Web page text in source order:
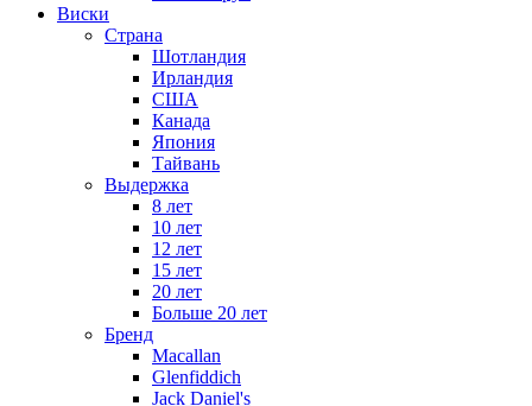
Виски
Страна
Шотландия
Ирландия
США
Канада
Япония
Тайвань
Выдержка
8 лет
10 лет
12 лет
15 лет
20 лет
Больше 20 лет
Бренд
Macallan
Glenfiddich
Jack Daniel's